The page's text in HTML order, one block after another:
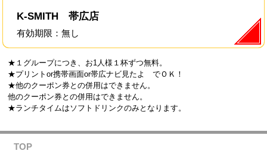
K-SMITH 帯広店
有効期限： 無し
★１グループにつき、お1人様１杯ずつ無料。
★プリントor携帯画面or帯広ナビ見たよ でＯＫ！
★他のクーポン券との併用はできません。
他のクーポン券との併用はできません。
★ランチタイムはソフトドリンクのみとなります。
TOP